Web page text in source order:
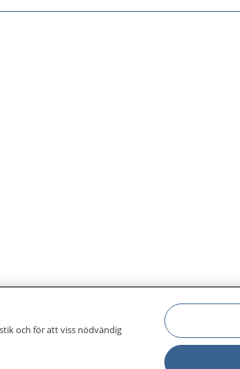
och för att viss nödvändig